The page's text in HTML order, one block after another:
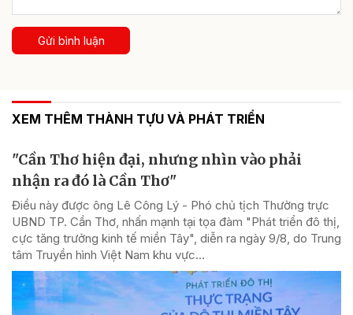
Gửi bình luận
XEM THÊM THÀNH TỰU VÀ PHÁT TRIỂN
"Cần Thơ hiện đại, nhưng nhìn vào phải
nhận ra đó là Cần Thơ"
Điều này được ông Lê Công Lý - Phó chủ tịch Thường trực
UBND TP. Cần Thơ, nhấn mạnh tại tọa đàm "Phát triển đô thị,
cực tăng trưởng kinh tế miền Tây", diễn ra ngày 9/8, do Trung
tâm Truyền hình Việt Nam khu vực...